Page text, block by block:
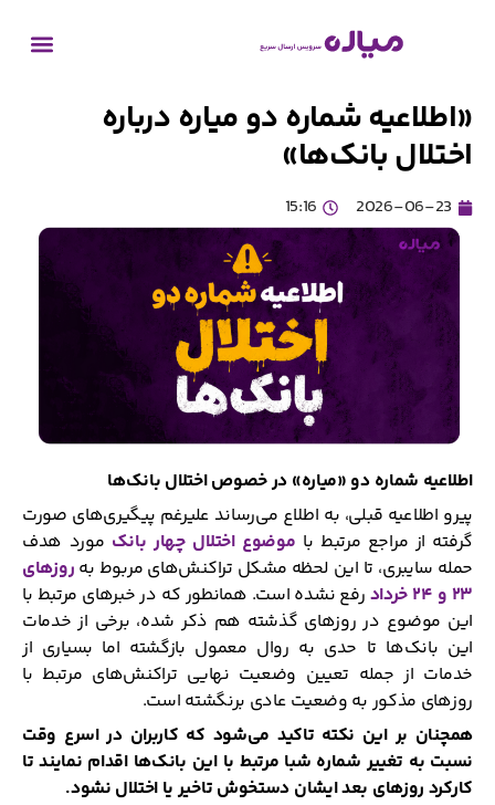
2026-06-23
15:16
اطلاعیه شماره دو «میاره» در خصوص اختلال بانک‌ها
پیرو اطلاعیه قبلی، به اطلاع می‌رساند علیرغم پیگیری‌های صورت
گرفته از مراجع مرتبط با موضوع اختلال چهار بانک مورد هدف
حمله سایبری، تا این لحظه مشکل تراکنش‌های مربوط به روزهای
۲۳ و ۲۴ خرداد
رفع نشده است. همانطور که در خبرهای مرتبط با
این موضوع در روزهای گذشته هم ذکر شده، برخی از خدمات
این بانک‌ها تا حدی به روال معمول بازگشته اما بسیاری از
خدمات از جمله تعیین وضعیت نهایی تراکنش‌های مرتبط با
روزهای مذکور به وضعیت عادی برنگشته است.
همچنان بر این نکته تاکید می‌شود که کاربران در اسرع وقت
نسبت به تغییر شماره شبا مرتبط با این بانک‌ها اقدام نمایند تا
کارکرد روزهای بعد ایشان دستخوش تاخیر یا اختلال نشود.
«اطلاعیه شماره دو میاره درباره
اختلال بانک‌ها»